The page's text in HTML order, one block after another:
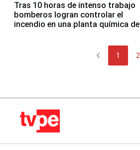
Tras 10 horas de intenso trabajo
bomberos logran controlar el
incendio en una planta química de
chevron_left 1 2